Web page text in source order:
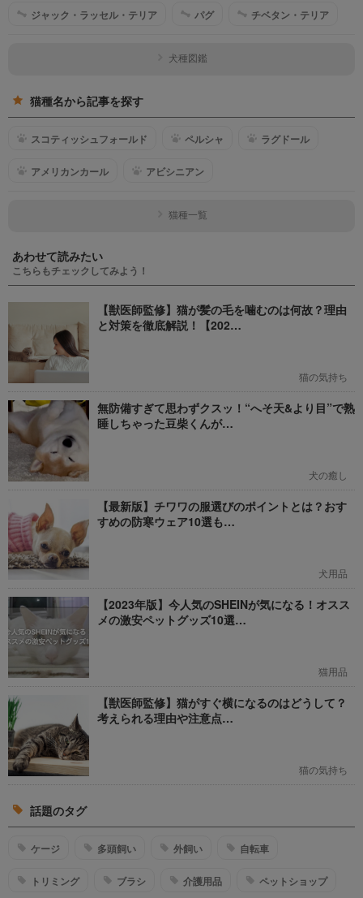
ジャック・ラッセル・テリア パグ チベタン・テリア
犬種図鑑
猫種名から記事を探す
スコティッシュフォールド ペルシャ ラグドール
アメリカンカール アビシニアン
猫種一覧
あわせて読みたい
こちらもチェックしてみよう！
【獣医師監修】猫が髪の毛を噛むのは何故？理由
と対策を徹底解説！【202…
猫の気持ち
無防備すぎて思わずクスッ！“へそ天&より目”で熟
睡しちゃった豆柴くんが…
犬の癒し
【最新版】チワワの服選びのポイントとは？おす
すめの防寒ウェア10選も…
犬用品
【2023年版】今人気のSHEINが気になる！オスス
メの激安ペットグッズ10選…
猫用品
【獣医師監修】猫がすぐ横になるのはどうして？
考えられる理由や注意点…
猫の気持ち
話題のタグ
ケージ 多頭飼い 外飼い 自転車
トリミング ブラシ 介護用品 ペットショップ